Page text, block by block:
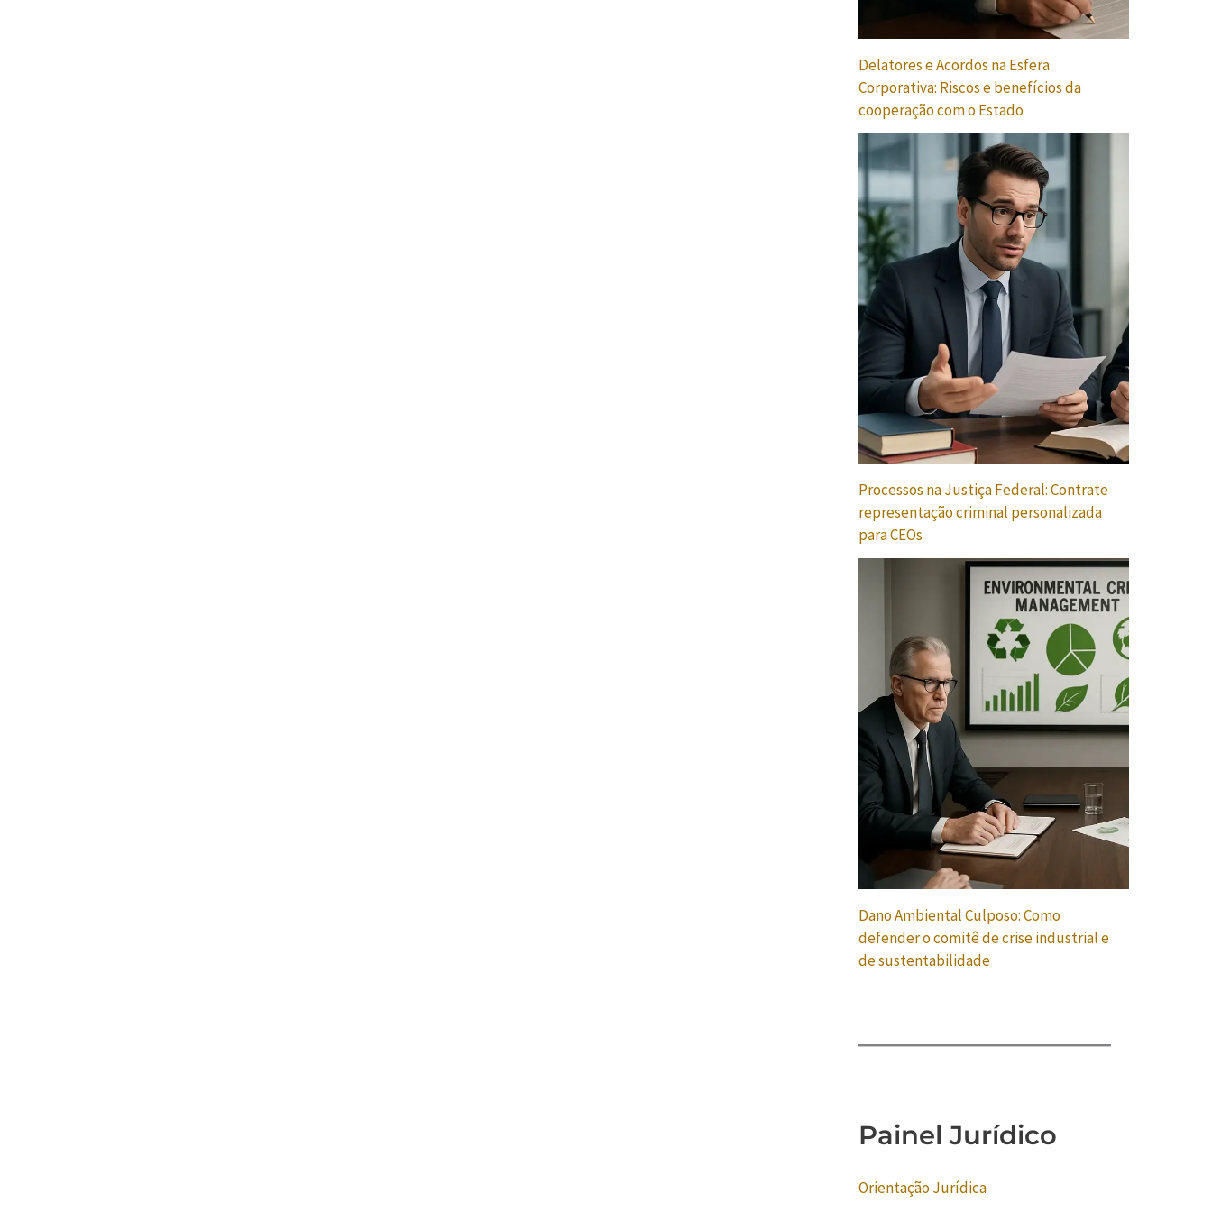
Delatores e Acordos na Esfera
Corporativa: Riscos e benefícios da
cooperação com o Estado
Processos na Justiça Federal: Contrate
representação criminal personalizada
para CEOs
Dano Ambiental Culposo: Como
defender o comitê de crise industrial e
de sustentabilidade
Painel Jurídico
Orientação Jurídica